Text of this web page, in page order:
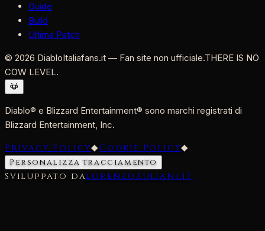
Guide
Build
Ultima Patch
© 2026 DiabloItaliafans.it — Fan site non ufficiale.THERE IS NO
COW LEVEL.
Diablo® e Blizzard Entertainment® sono marchi registrati di
Blizzard Entertainment, Inc.
Privacy Policy◆Cookie Policy◆
Personalizza tracciamento
Sviluppato dalorenzozuliani.it